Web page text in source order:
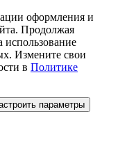
оформления и
Продолжая
использование
Измените свои
в Политике
параметры